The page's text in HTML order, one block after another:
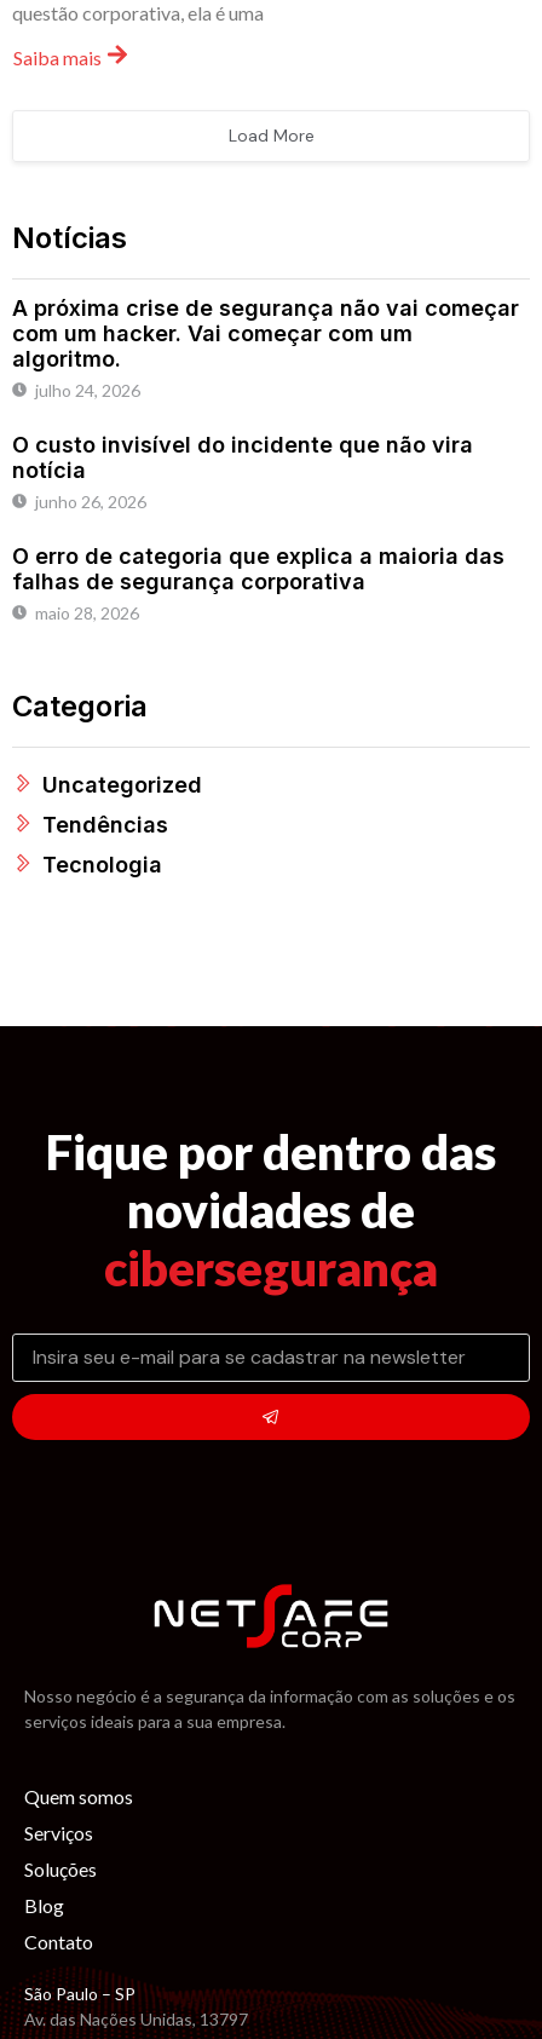
questão corporativa, ela é uma
Saiba mais
Load More
Notícias
A próxima crise de segurança não vai começar
com um hacker. Vai começar com um
algoritmo.
julho 24, 2026
O custo invisível do incidente que não vira
notícia
junho 26, 2026
O erro de categoria que explica a maioria das
falhas de segurança corporativa
maio 28, 2026
Categoria
Uncategorized
Tendências
Tecnologia
Fique por dentro das
novidades de
cibersegurança
Nosso negócio é a segurança da informação com as soluções e os
serviços ideais para a sua empresa.
Quem somos
Serviços
Soluções
Blog
Contato
São Paulo – SP
Av. das Nações Unidas, 13797